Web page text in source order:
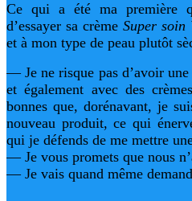
Ce qui a été ma première
d’essayer sa crème Super soin
et à mon type de peau plutôt
— Je ne risque pas d’avoir
et également avec des
bonnes que, dorénavant, je
nouveau produit, ce qui
qui je défends de me mettre
— Je vous promets que nous
— Je vais quand même